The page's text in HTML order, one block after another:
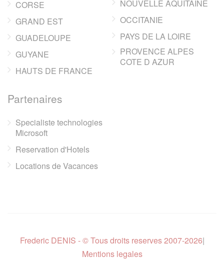
CORSE
GRAND EST
GUADELOUPE
GUYANE
HAUTS DE FRANCE
NOUVELLE AQUITAINE
OCCITANIE
PAYS DE LA LOIRE
PROVENCE ALPES
COTE D AZUR
Partenaires
Specialiste technologies
Microsoft
Reservation d'Hotels
Locations de Vacances
Frederic DENIS - © Tous droits reserves 2007-2026|
Mentions legales